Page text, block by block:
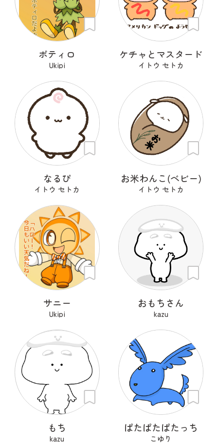
ポティロ
Ukipi
ケチャとマスタード
イトウ セトカ
なるぴ
イトウ セトカ
お米わんこ(ベビー)
イトウ セトカ
サニー
Ukipi
おもちさん
kazu
もち
kazu
ぱたぱたぱたっち
こゆり